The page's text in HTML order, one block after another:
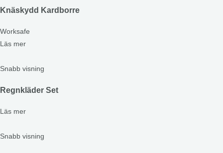
Knäskydd Kardborre
Worksafe
Läs mer
Snabb visning
Regnkläder Set
Läs mer
Snabb visning